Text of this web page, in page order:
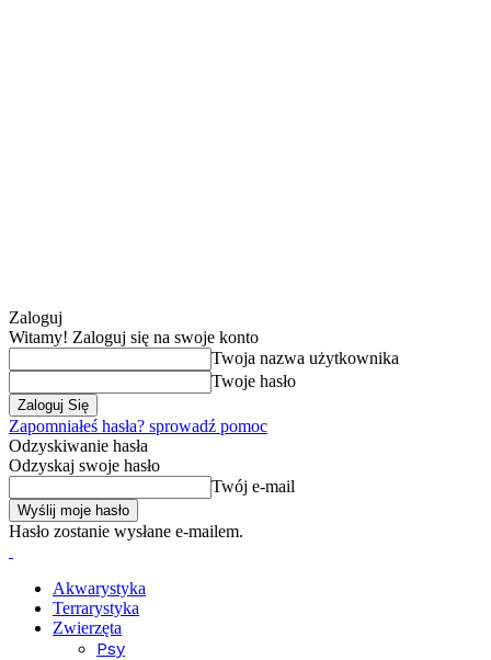
Zaloguj
Witamy! Zaloguj się na swoje konto
Twoja nazwa użytkownika
Twoje hasło
Zapomniałeś hasła? sprowadź pomoc
Odzyskiwanie hasła
Odzyskaj swoje hasło
Twój e-mail
Hasło zostanie wysłane e-mailem.
Akwarystyka
Terrarystyka
Zwierzęta
Psy